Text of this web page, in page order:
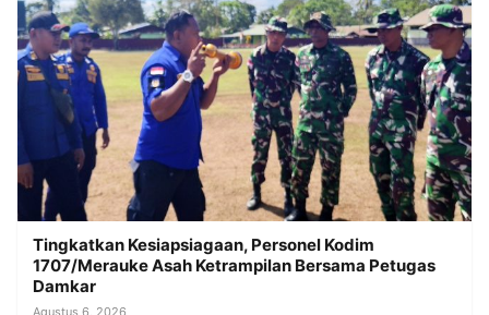
Tingkatkan Kesiapsiagaan, Personel Kodim
1707/Merauke Asah Ketrampilan Bersama Petugas
Damkar
Agustus 6, 2026